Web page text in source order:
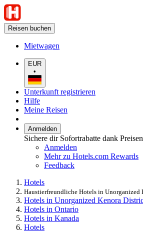
Reisen buchen
Mietwagen
EUR
•
Unterkunft registrieren
Hilfe
Meine Reisen
Anmelden
Sichere dir Sofortrabatte dank
Anmelden
Mehr zu Hotels.com Rewards
Feedback
Hotels
Haustierfreundliche Hotels in Unorganized
Hotels in Unorganized Kenora
Hotels in Ontario
Hotels in Kanada
Hotels